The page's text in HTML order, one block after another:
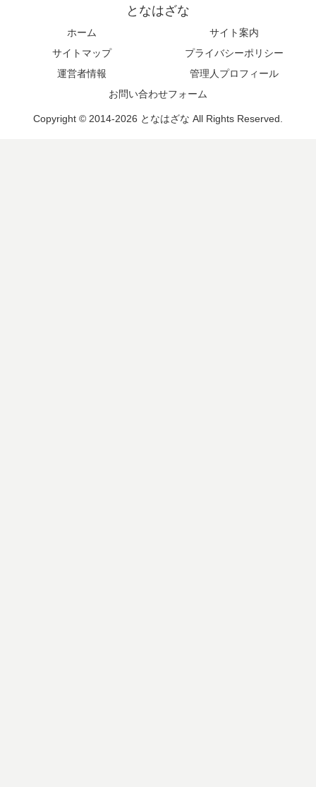
となはざな
ホーム
サイト案内
サイトマップ
プライバシーポリシー
運営者情報
管理人プロフィール
お問い合わせフォーム
Copyright © 2014-2026 となはざな All Rights Reserved.